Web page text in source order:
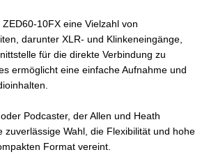
10FX eine Vielzahl von
darunter XLR- und Klinkeneingänge,
für die direkte Verbindung zu
ermöglicht eine einfache Aufnahme und
Podcaster, der Allen und Heath
zuverlässige Wahl, die Flexibilität und hohe
Format vereint.